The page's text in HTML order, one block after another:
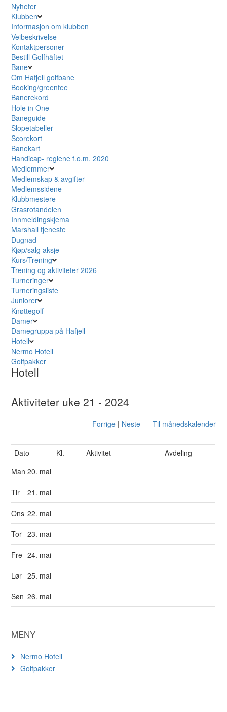
Nyheter
Klubben
Informasjon om klubben
Veibeskrivelse
Kontaktpersoner
Bestill Golfhäftet
Bane
Om Hafjell golfbane
Booking/greenfee
Banerekord
Hole in One
Baneguide
Slopetabeller
Scorekort
Banekart
Handicap- reglene f.o.m. 2020
Medlemmer
Medlemskap & avgifter
Medlemssidene
Klubbmestere
Grasrotandelen
Innmeldingskjema
Marshall tjeneste
Dugnad
Kjøp/salg aksje
Kurs/Trening
Trening og aktiviteter 2026
Turneringer
Turneringsliste
Juniorer
Knøttegolf
Damer
Damegruppa på Hafjell
Hotell
Nermo Hotell
Golfpakker
Hotell
Aktiviteter uke 21 - 2024
Forrige| Neste Til månedskalender
Dato Kl. Aktivitet
Avdeling
Man20. mai
Tir 21. mai
Ons 22. mai
Tor 23. mai
Fre 24. mai
Lør 25. mai
Søn 26. mai
MENY
Nermo Hotell
Golfpakker